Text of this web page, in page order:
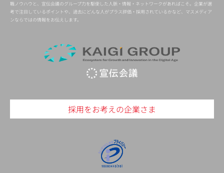
職ノウハウと、宣伝会議のグループ力を駆使した人脈・情報・ネットワークがあればこそ。企業が選
考で注目しているポイントや、過去にどんな人がプラス評価・採用されているかなど、マスメディア
ンならではの情報をお伝えします。
採用をお考えの企業さま